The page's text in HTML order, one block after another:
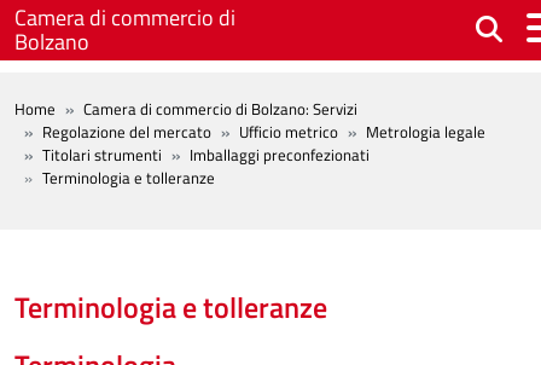
Salta al contenuto principale
Camera di commercio di
Bolzano
BREADCRUMB
Home
Camera di commercio di Bolzano: Servizi
Regolazione del mercato
Ufficio metrico
Metrologia legale
Titolari strumenti
Imballaggi preconfezionati
Terminologia e tolleranze
Terminologia e tolleranze